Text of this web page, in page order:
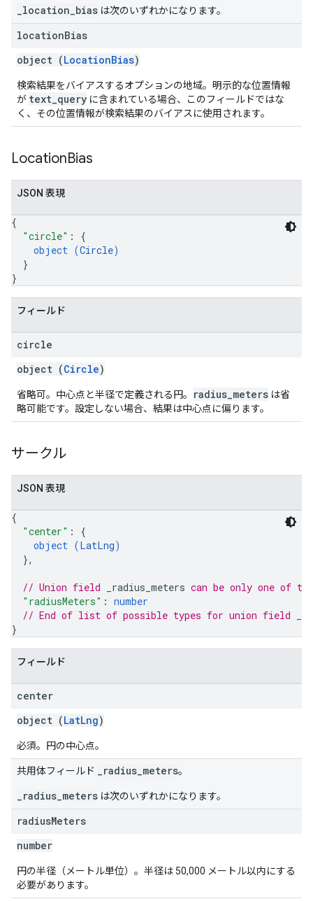
_location_bias は次のいずれかになります。
locationBias
object (LocationBias)
検索結果をバイアスするオプションの地域。明示的な位置情報
が text_query に含まれている場合、このフィールドではな
く、その位置情報が検索結果のバイアスに使用されます。
LocationBias
JSON 表現
{
"circle" : {
object (Circle)
}
}
フィールド
circle
object (Circle)
省略可。中心点と半径で定義される円。 radius_meters は省
略可能です。設定しない場合、結果は中心点に偏ります。
サークル
JSON 表現
{
"center" : {
object (LatLng)
},
// Union field _radius_meters can be only one of
"radiusMeters" : number
// End of list of possible types for union field
}
フィールド
center
object (LatLng)
必須。円の中心点。
共用体フィールド _radius_meters。
_radius_meters は次のいずれかになります。
radiusMeters
number
円の半径（メートル単位）。半径は 50,000 メートル以内にする
必要があります。